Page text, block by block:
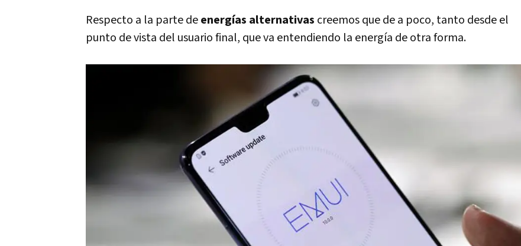
Respecto a la parte deenergías alternativas creemos que de a poco, tanto desde el
punto de vista del usuario final, que va entendiendo la energía de otra forma.